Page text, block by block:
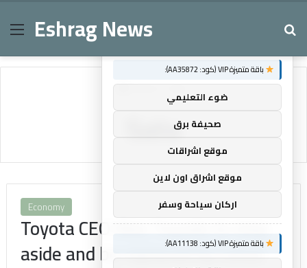
MenuEshrag News
Home/Sato
Sato
Economy
Toyota CEO Akio Toyoda to step
aside and be replaced by Lexus
×
باقة متميزة VIP (كود: AA35872):
ضوء التعليمي
صحيفة برق
موقع اشراقات
موقع اشراق اون لاين
اركان سياحة وسفر
باقة متميزة VIP (كود: AA11138):